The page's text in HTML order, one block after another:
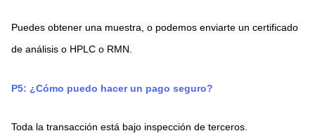
Puedes obtener una muestra, o podemos enviarte un certificado
de análisis o HPLC o RMN.
P5: ¿Cómo puedo hacer un pago seguro?
Toda la transacción está bajo inspección de terceros.